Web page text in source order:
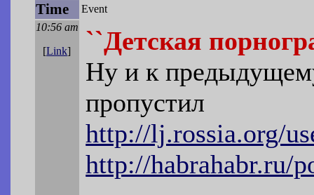
Time
Event
10:56 am
[Link]
``Детская
Ну и к
пропустил
http://lj.rossia.org/
http://habrahabr.ru/